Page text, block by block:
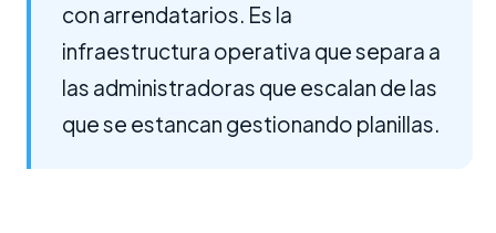
con arrendatarios. Es la
infraestructura operativa que separa a
las administradoras que escalan de las
que se estancan gestionando planillas.